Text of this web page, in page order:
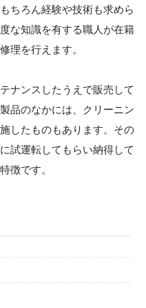
ちろん経験や技術も求めら
な知識を有する職人が在籍
理を行えます。
ナンスしたうえで販売して
品のなかには、クリーニン
したものもあります。その
試運転してもらい納得して
徴です。